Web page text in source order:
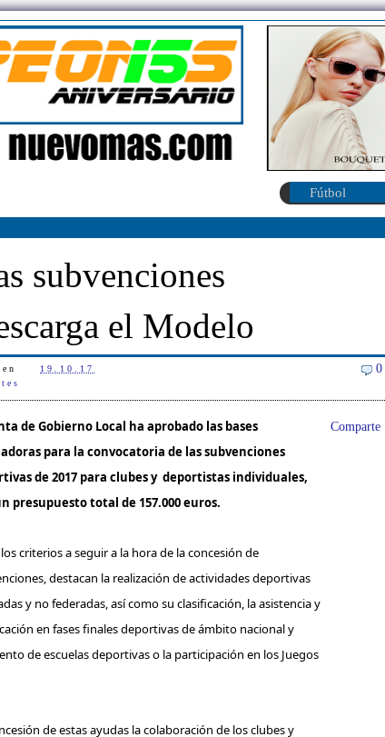
Fútbol
subvenciones
el Modelo
en 19.10.17 0
Comparte
de Gobierno Local ha aprobado las bases
para la convocatoria de las subvenciones
de 2017 para clubes y deportistas individuales,
presupuesto total de 157.000 euros.
criterios a seguir a la hora de la concesión de
destacan la realización de actividades deportivas
y no federadas, así como su clasificación, la asistencia y
en fases finales deportivas de ámbito nacional y
de escuelas deportivas o la participación en los Juegos
de estas ayudas la colaboración de los clubes y